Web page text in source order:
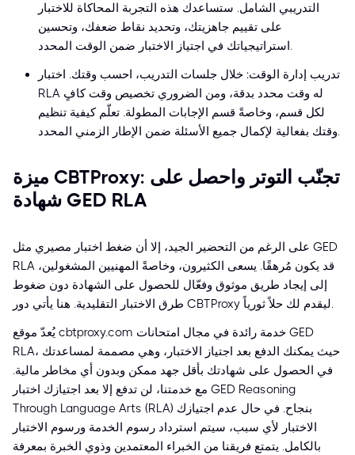
التدريبي الشامل. ستساعدك هذه التجربة المحاكاة للاختبار
على تقييم جاهزيتك، وتحديد نقاط ضعفك، وتحسين
استراتيجياتك في اجتياز الاختبار ضمن الوقت المحدد.
تدريب إدارة الوقت: خلال جلسات التدريب، احسب وقتك. اختبار
RLA له وقت محدد بدقة، ومن الضروري تخصيص وقت كافٍ
لكل قسم، وخاصةً قسم الإجابات المطولة. تعلّم كيفية تنظيم
وقتك بفعالية لإكمال جميع الأسئلة ضمن الإطار الزمني المحدد.
ميزة CBTProxy: تجنّب التوتر واحصل على
شهادة GED RLA
على الرغم من التحضير الجيد، إلا أن ضغط اختبار مصيري مثل GED
RLA قد يكون مُرهقًا. يسعى الكثيرون، وخاصةً المهنيين المشغولين،
إلى إيجاد طريق موثوق وفعّال للحصول على الشهادة دون ضغوط
طرق الاختبار التقليدية. هنا يأتي دور CBTProxy ليقدم لك حلاً ثورياً.
يُعدّ موقع cbtproxy.com خدمة رائدة في مجال امتحانات GED
RLA، حيث يمكنك الدفع بعد اجتياز الاختبار، وهي مصممة لمساعدتك
في الحصول على شهادتك بأقل جهد ممكن وبدون أي مخاطر مالية.
مع خدمتنا، لن تدفع إلا بعد اجتيازك اختبار GED Reasoning
Through Language Arts (RLA) بنجاح. في حال عدم اجتيازك
الاختبار لأي سبب، سيتم استرداد رسوم الخدمة ورسوم الاختبار
بالكامل. يتمتع فريقنا من الخبراء المعتمدين وذوي الخبرة بمعرفة